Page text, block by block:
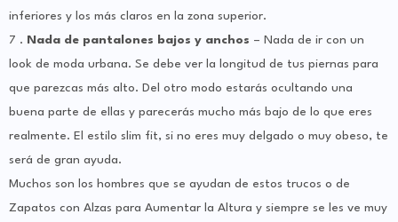
inferiores y los más claros en la zona superior.
7 . Nada de pantalones bajos y anchos – Nada de ir con un
look de moda urbana. Se debe ver la longitud de tus piernas para
que parezcas más alto. Del otro modo estarás ocultando una
buena parte de ellas y parecerás mucho más bajo de lo que eres
realmente. El estilo slim fit, si no eres muy delgado o muy obeso, te
será de gran ayuda.
Muchos son los hombres que se ayudan de estos trucos o de
Zapatos con Alzas para Aumentar la Altura y siempre se les ve muy